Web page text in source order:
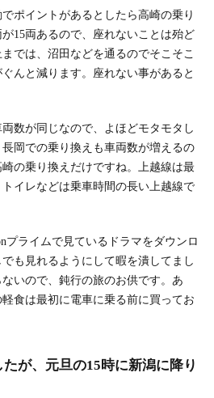
ポイントがあるとしたら高崎の乗り
15両あるので、座れないことは殆ど
では、沼田などを通るのでそこそこ
んと減ります。座れない事があると
数が同じなので、よほどモタモタし
岡での乗り換えも車両数が増えるの
の乗り換えだけですね。上越線は最
イレなどは乗車時間の長い上越線で
プライムで見ているドラマをダウンロ
も見れるようにして暇を潰してまし
いので、鈍行の旅のお供です。あ
食は最初に電車に乗る前に買ってお
が、元旦の15時に新潟に降り